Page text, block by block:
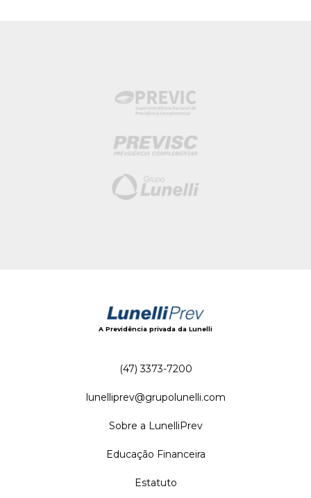
A Previdência privada da Lunelli
(47) 3373-7200
lunelliprev@grupolunelli.com
Sobre a LunelliPrev
Educação Financeira
Estatuto